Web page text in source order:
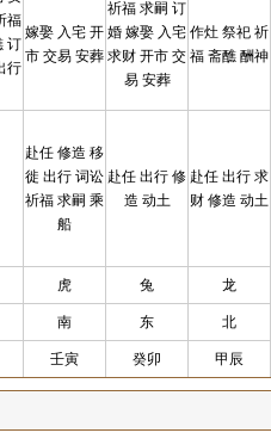
福
订
行
嫁娶 入宅 开
市 交易 安葬
祈福 求嗣 订
婚 嫁娶 入宅
求财 开市 交
易 安葬
作灶 祭祀 祈
福 斋醮 酬神
赴任 修造 移
徙 出行 词讼
祈福 求嗣 乘
船
赴任 出行 修
造 动土
赴任 出行 求
财 修造 动土
虎 兔 龙
南 东 北
壬寅 癸卯 甲辰